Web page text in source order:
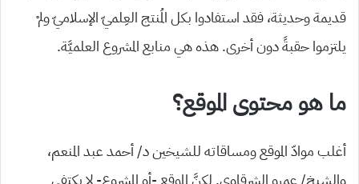
قديمة وحديثة، فقد استفادوا بكل المُنتج العِلميّ الإسلاميّ ولمْ
يلتزموا حقبةً دون أخرى. هذه هي منابع المشروع العلميَّة.
ما هو محتوى الموقع؟
أغلب موادّ الموقع ومساقاته للشيخين د/ أحمد عبد المنعم،
والشيخ/ عمرو الشرقاوي. لكنَّ الموقع -أو المشروع- لا يكتفي